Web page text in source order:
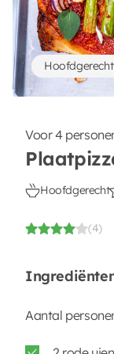
Voor 4
Hoofdgerecht
(4)
Hoofdgerecht
Aantal